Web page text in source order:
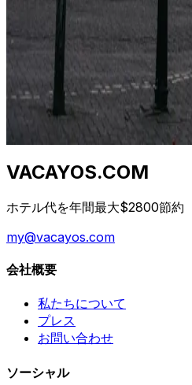
Qual è il momento
hotel? (Dati da 1,2 M di
I consigli "prenota presto" e
entrambi sbagliati. La vera
hotel, destinazione e giorno
2026年4月23日
VACAYOS.COM
ホテル代を年間最大$2800節約
my@vacayos.com
会社概要
私たちについて
プレス
お問い合わせ
ソーシャル